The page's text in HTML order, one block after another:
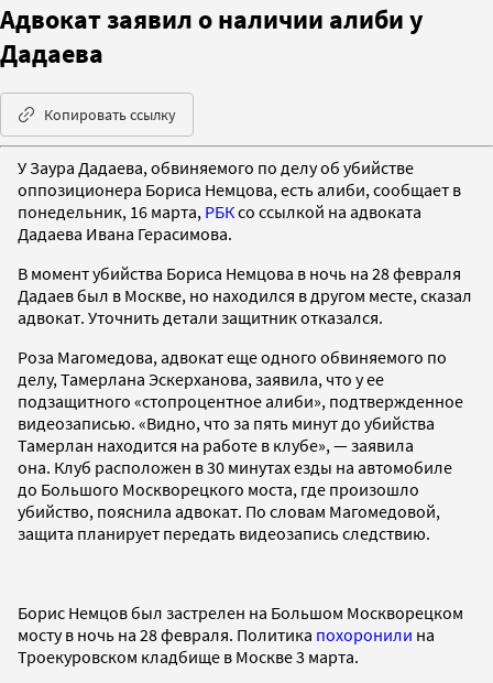
Адвокат заявил о наличии алиби у
Дадаева
Копировать ссылку
У Заура Дадаева, обвиняемого по делу об убийстве
оппозиционера Бориса Немцова, есть алиби, сообщает в
понедельник, 16 марта, РБКсо ссылкой на адвоката
Дадаева Ивана Герасимова.
В момент убийства Бориса Немцова в ночь на 28 февраля
Дадаев был в Москве, но находился в другом месте, сказал
адвокат. Уточнить детали защитник отказался.
Роза Магомедова, адвокат еще одного обвиняемого по
делу, Тамерлана Эскерханова, заявила, что у ее
подзащитного «стопроцентное алиби», подтвержденное
видеозаписью. «Видно, что за пять минут до убийства
Тамерлан находится на работе в клубе», — заявила
она. Клуб расположен в 30 минутах езды на автомобиле
до Большого Москворецкого моста, где произошло
убийство, пояснила адвокат. По словам Магомедовой,
защита планирует передать видеозапись следствию.
Борис Немцов был застрелен на Большом Москворецком
мосту в ночь на 28 февраля. Политика похоронили на
Троекуровском кладбище в Москве 3 марта.